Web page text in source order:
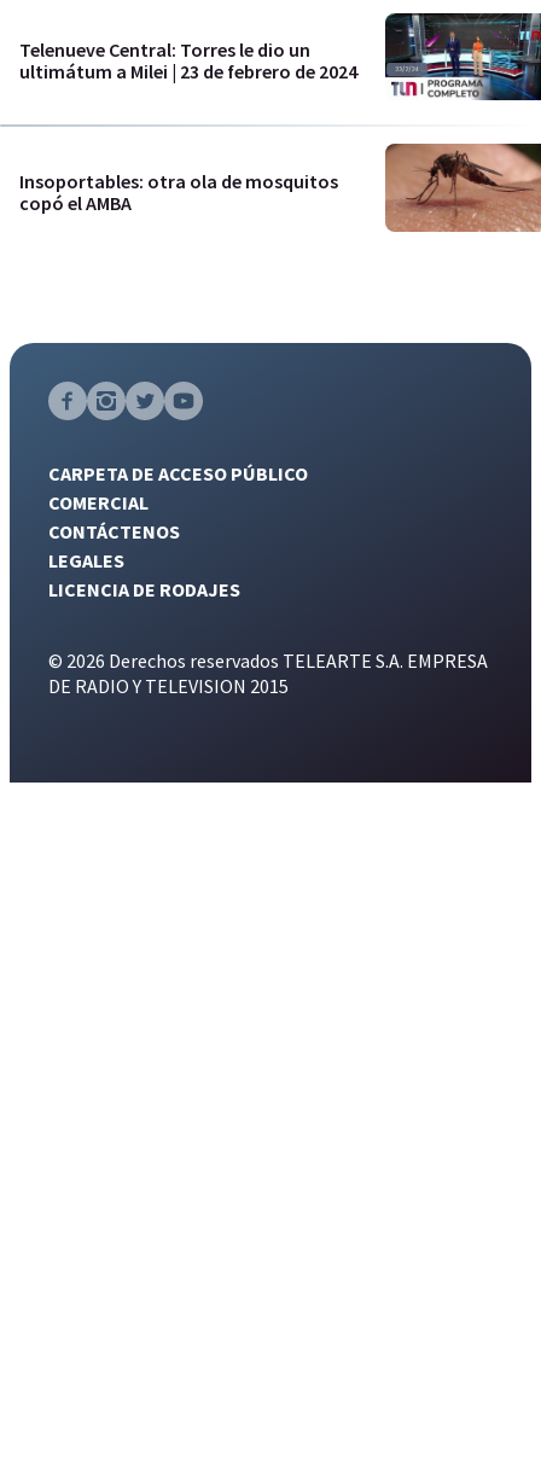
Telenueve Central: Torres le dio un
ultimátum a Milei | 23 de febrero de 2024
Insoportables: otra ola de mosquitos
copó el AMBA
CARPETA DE ACCESO PÚBLICO
COMERCIAL
CONTÁCTENOS
LEGALES
LICENCIA DE RODAJES
© 2026 Derechos reservados TELEARTE S.A. EMPRESA
DE RADIO Y TELEVISION 2015